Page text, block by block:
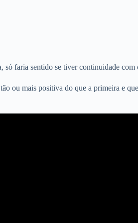
faria sentido se tiver continuidade com
ou mais positiva do que a primeira e